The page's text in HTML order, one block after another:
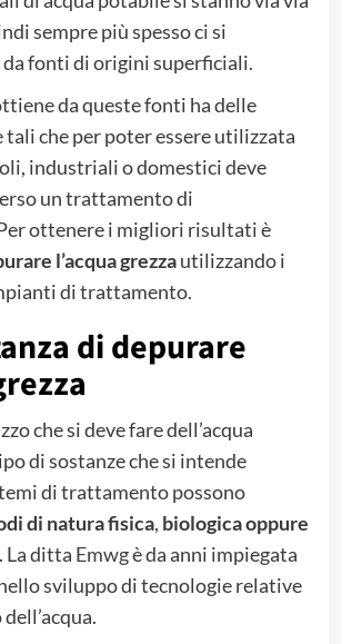
sempre più spesso ci si
fonti di origini superficiali.
da queste fonti ha delle
che per poter essere utilizzata
industriali o domestici deve
un trattamento di
ottenere i migliori risultati è
l’acqua grezzautilizzando i
di trattamento.
di depurare
che si deve fare dell’acqua
di sostanze che si intende
di trattamento possono
di natura fisica, biologica oppure
La ditta Emwgè da anni impiegata
sviluppo di tecnologie relative